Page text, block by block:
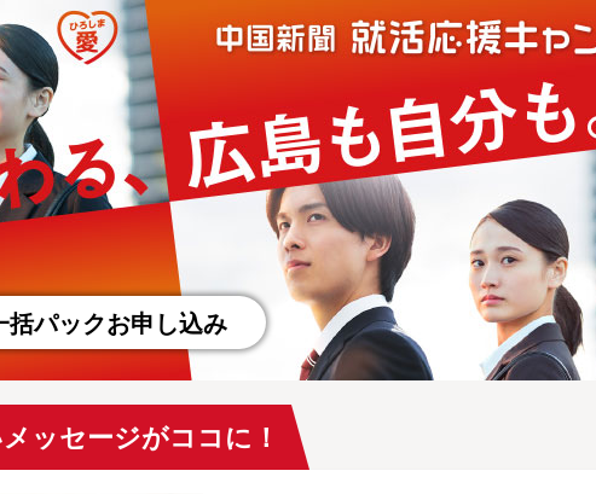
括パックお申し込み
ッセージがココに！